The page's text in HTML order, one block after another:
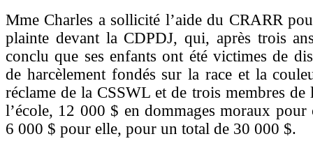
Mme Charles a sollicité l’aide du CRARR
plainte devant la CDPDJ, qui, après trois
conclu que ses enfants ont été victimes de
de harcèlement fondés sur la race et la
réclame de la CSSWL et de trois membres de
l’école, 12 000 $ en dommages moraux pour
6 000 $ pour elle, pour un total de 30 000 $.